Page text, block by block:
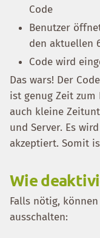
Code
Benutzer
den aktuellen
Code wird
Das wars! Der
ist genug Zeit
auch kleine
und Server. Es
akzeptiert. Somit
Wie
Falls nötig,
ausschalten: